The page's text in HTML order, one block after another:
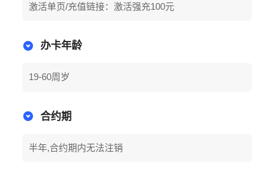
激活单页/充值链接：激活强充100元
办卡年龄
19-60周岁
合约期
半年,合约期内无法注销